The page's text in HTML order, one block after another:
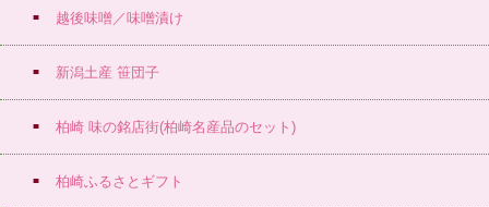
越後味噌／味噌漬け
新潟土産 笹団子
柏崎 味の銘店街(柏崎名産品のセット)
柏崎ふるさとギフト